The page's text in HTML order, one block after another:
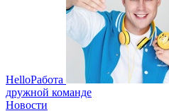
HelloРабота
дружной команде
Новости